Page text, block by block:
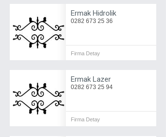
Ermak Hidrolik
0282 673 25 36
Firma Detay
Ermak Lazer
0282 673 25 94
Firma Detay